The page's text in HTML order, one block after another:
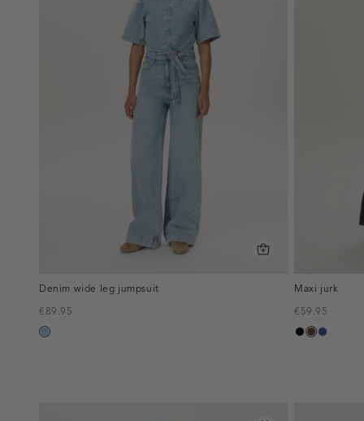
Denim wide leg jumpsuit
€89.95
blauw,
Maxi jurk
€59.95
zwart